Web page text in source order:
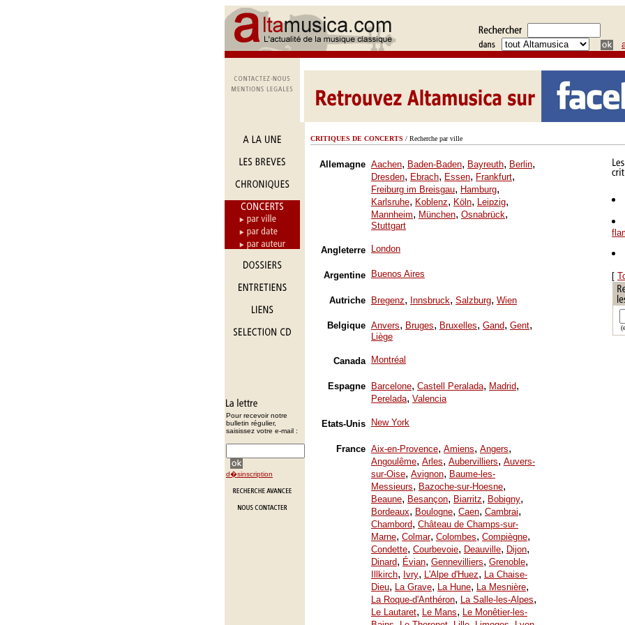
Pour recevoir notre
bulletin régulier,
saisissez votre e-mail :
d�sinscription
CRITIQUES DE CONCERTS / Recherche par ville
Allemagne Aachen, Baden-Baden, Bayreuth, Berlin,
Dresden, Ebrach, Essen, Frankfurt,
Freiburg im Breisgau, Hamburg,
Karlsruhe, Koblenz, Köln, Leipzig,
Mannheim, München, Osnabrück,
Stuttgart
Angleterre London
Argentine Buenos Aires
Autriche Bregenz, Innsbruck, Salzburg, Wien
Belgique Anvers, Bruges, Bruxelles, Gand, Gent,
Liège
Canada Montréal
Espagne Barcelone, Castell Peralada, Madrid,
Perelada, Valencia
Etats-Unis New York
France Aix-en-Provence, Amiens, Angers,
Angoulême, Arles, Aubervilliers, Auvers-
sur-Oise, Avignon, Baume-les-
Messieurs, Bazoche-sur-Hoesne,
Beaune, Besançon, Biarritz, Bobigny,
Bordeaux, Boulogne, Caen, Cambrai,
Chambord, Château de Champs-sur-
Marne, Colmar, Colombes, Compiègne,
Condette, Courbevoie, Deauville, Dijon,
Dinard, Évian, Gennevilliers, Grenoble,
Illkirch, Ivry, L'Alpe d'Huez, La Chaise-
Dieu, La Grave, La Hune, La Mesnière,
La Roque-d'Anthéron, La Salle-les-Alpes,
Le Lautaret, Le Mans, Le Monêtier-les-
[